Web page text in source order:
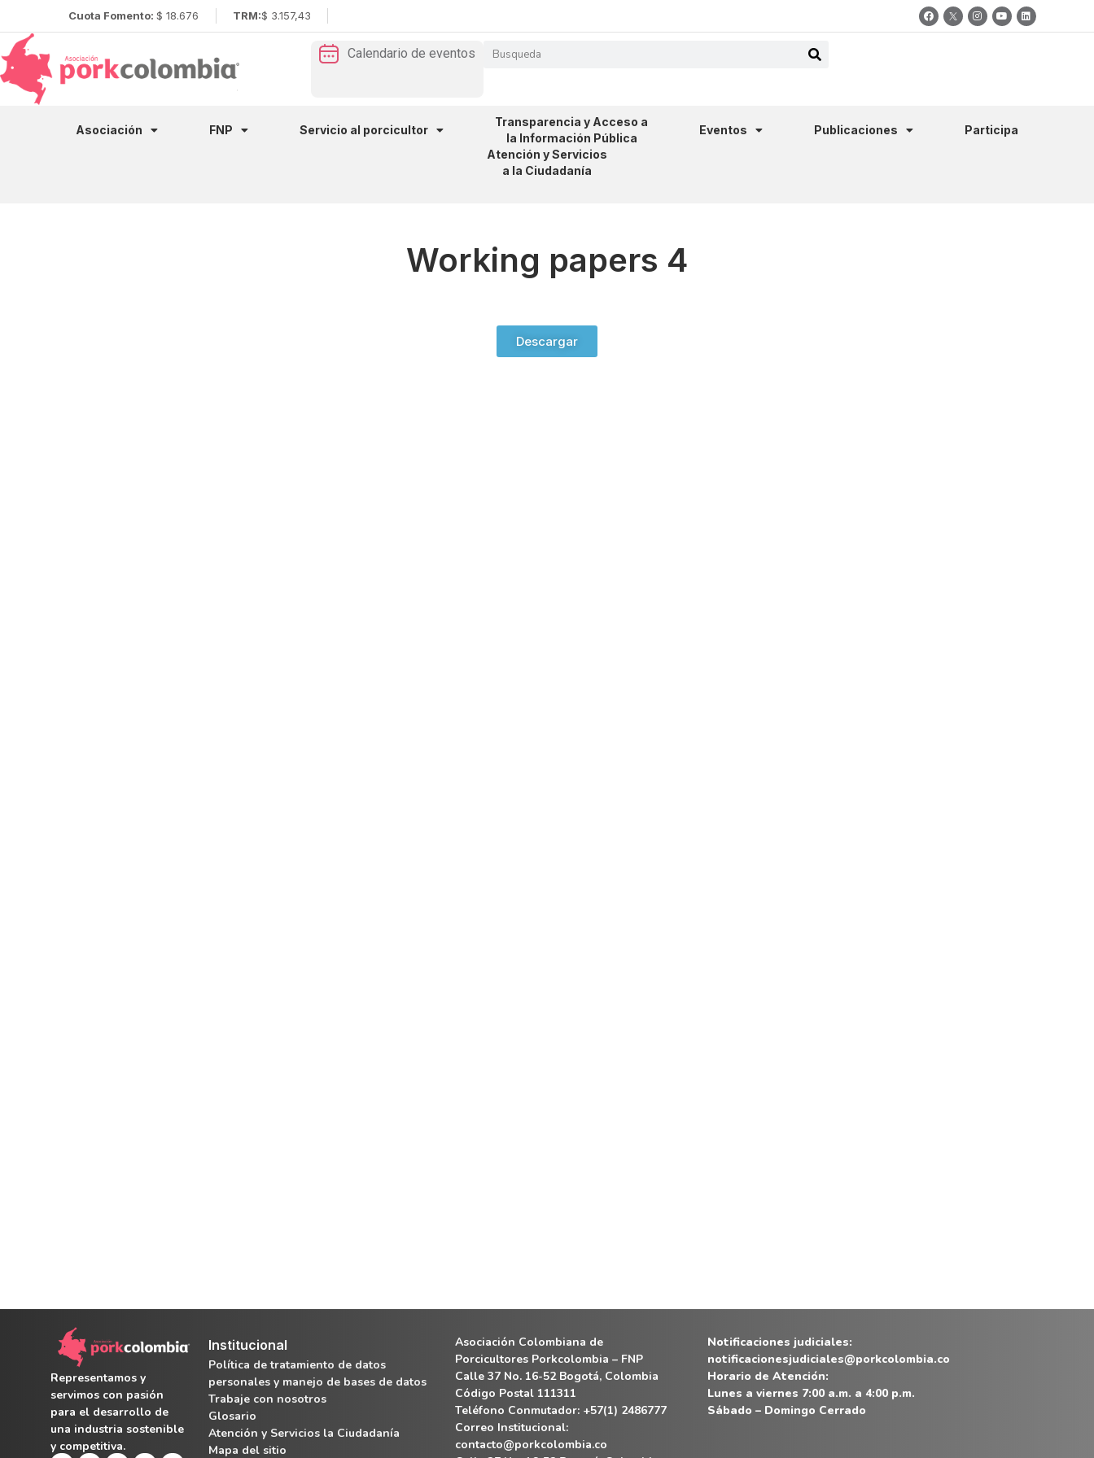
Cuota Fomento: $ 18.676 TRM:$ 3.157,43
Calendario de eventos
Asociación FNP Servicio al porcicultor
Transparencia y Acceso a
la Información Pública
Eventos Publicaciones
Participa
Atención y Servicios
a la Ciudadanía
Working papers 4
Descargar
Representamos y
servimos con pasión
para el desarrollo de
una industria sostenible
y competitiva.
Institucional
Política de tratamiento de datos
personales y manejo de bases de datos
Trabaje con nosotros
Glosario
Atención y Servicios la Ciudadanía
Mapa del sitio
Asociación Colombiana de
Porcicultores Porkcolombia – FNP
Calle 37 No. 16-52 Bogotá, Colombia
Código Postal 111311
Teléfono Conmutador: +57(1) 2486777
Correo Institucional:
contacto@porkcolombia.co
Notificaciones judiciales:
notificacionesjudiciales@porkcolombia.co
Horario de Atención:
Lunes a viernes 7:00 a.m. a 4:00 p.m.
Sábado – Domingo Cerrado